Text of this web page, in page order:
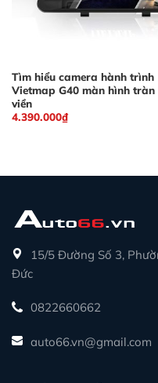
Tìm hiểu camera hành trình
Vietmap G40 màn hình tràn
viền
4.390.000₫
15/5 Đường Số 3,
Đức
0822660662
auto66.vn@gmail.com